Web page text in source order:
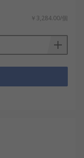
圧力、衝
耐性を高め
などの厳し
にコネクタ
イッチ、光
ディアコン
ます。
確認します。
￥3,284.00/個